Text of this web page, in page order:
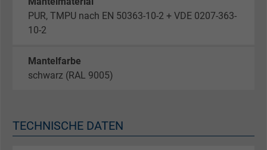
PUR, TMPU nach EN 50363-10-2 + VDE 0207-363-
10-2
Mantelfarbe
schwarz (RAL 9005)
TECHNISCHE DATEN